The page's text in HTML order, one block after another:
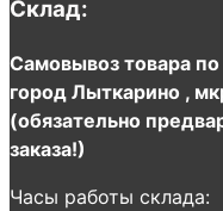
Склад:
Самовывоз товара
город Лыткарино ,
(обязательно
заказа!)
Часы работы склада: